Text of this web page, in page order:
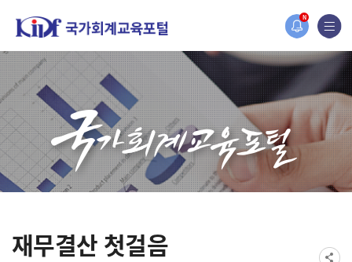
N
2019년도 국가회계 전문교육 사전수요조사 안내
[설문조사] 2019년도 국가회계 전문교육 사전수요조사 안내
재무결산 첫걸음